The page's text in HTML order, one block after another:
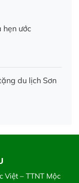
hẹn ước
du lịch Sơn
Việt – TTNT Mộc